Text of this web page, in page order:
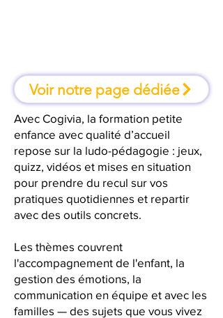
Voir notre page dédiée
Avec Cogivia, la formation petite
enfance avec qualité d’accueil
repose sur la ludo-pédagogie : jeux,
quizz, vidéos et mises en situation
pour prendre du recul sur vos
pratiques quotidiennes et repartir
avec des outils concrets.
Les thèmes couvrent
l'accompagnement de l'enfant, la
gestion des émotions, la
communication en équipe et avec les
familles — des sujets que vous vivez